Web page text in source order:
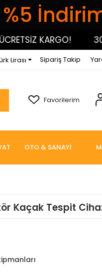
KARGO! 3000
Lirası Sipariş Takip
Favorilerim
OTO & SANAYİ
Kaçak Tespit